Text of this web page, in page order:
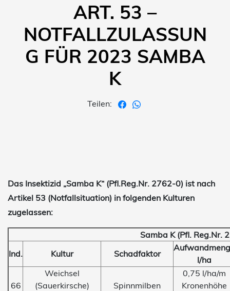
ART. 53 –
NOTFALLZULASSUN
G FÜR 2023 SAMBA
K
Teilen:
Das Insektizid „Samba K“ (Pfl.Reg.Nr. 2762-0) ist nach
Artikel 53 (Notfallsituation) in folgenden Kulturen
zugelassen:
Samba K (Pfl. Reg.Nr.
Ind.
Kultur Schadfaktor
l/ha
66
Weichsel
(Sauerkirsche)
Spinnmilben
0,75 l/ha/m
Kronenhöhe